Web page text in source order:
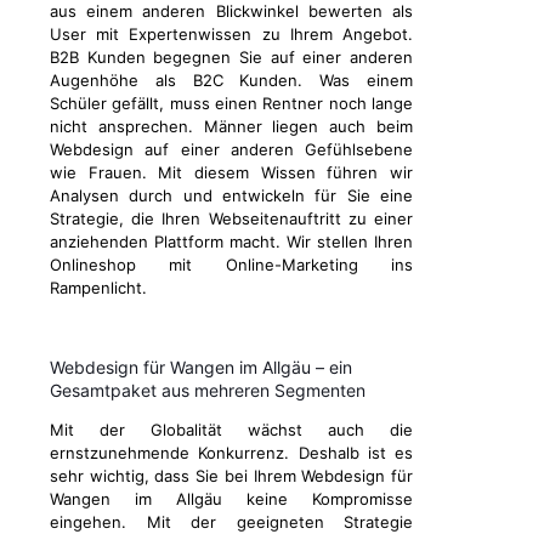
aus einem anderen Blickwinkel bewerten als
User mit Expertenwissen zu Ihrem Angebot.
B2B Kunden begegnen Sie auf einer anderen
Augenhöhe als B2C Kunden. Was einem
Schüler gefällt, muss einen Rentner noch lange
nicht ansprechen. Männer liegen auch beim
Webdesign auf einer anderen Gefühlsebene
wie Frauen. Mit diesem Wissen führen wir
Analysen durch und entwickeln für Sie eine
Strategie, die Ihren Webseitenauftritt zu einer
anziehenden Plattform macht. Wir stellen Ihren
Onlineshop mit Online-Marketing ins
Rampenlicht.
Webdesign für Wangen im Allgäu – ein
Gesamtpaket aus mehreren Segmenten
Mit der Globalität wächst auch die
ernstzunehmende Konkurrenz. Deshalb ist es
sehr wichtig, dass Sie bei Ihrem Webdesign für
Wangen im Allgäu keine Kompromisse
eingehen. Mit der geeigneten Strategie